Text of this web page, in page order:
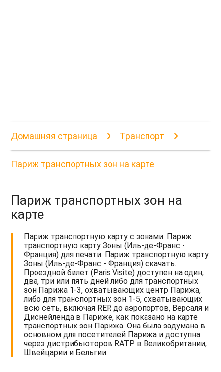
Домашняя страница Транспорт
Париж транспортных зон на карте
Париж транспортных зон на
карте
Париж транспортную карту с зонами. Париж
транспортную карту Зоны (Иль-де-Франс -
Франция) для печати. Париж транспортную карту
Зоны (Иль-де-Франс - Франция) скачать.
Проездной билет (Paris Visite) доступен на один,
два, три или пять дней либо для транспортных
зон Парижа 1-3, охватывающих центр Парижа,
либо для транспортных зон 1-5, охватывающих
всю сеть, включая RER до аэропортов, Версаля и
Диснейленда в Париже, как показано на карте
транспортных зон Парижа. Она была задумана в
основном для посетителей Парижа и доступна
через дистрибьюторов RATP в Великобритании,
Швейцарии и Бельгии.